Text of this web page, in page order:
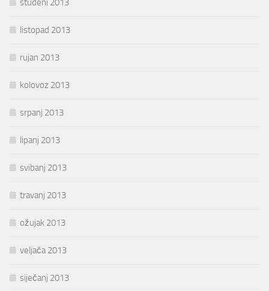
studeni 2013
listopad 2013
rujan 2013
kolovoz 2013
srpanj 2013
lipanj 2013
svibanj 2013
travanj 2013
ožujak 2013
veljača 2013
siječanj 2013